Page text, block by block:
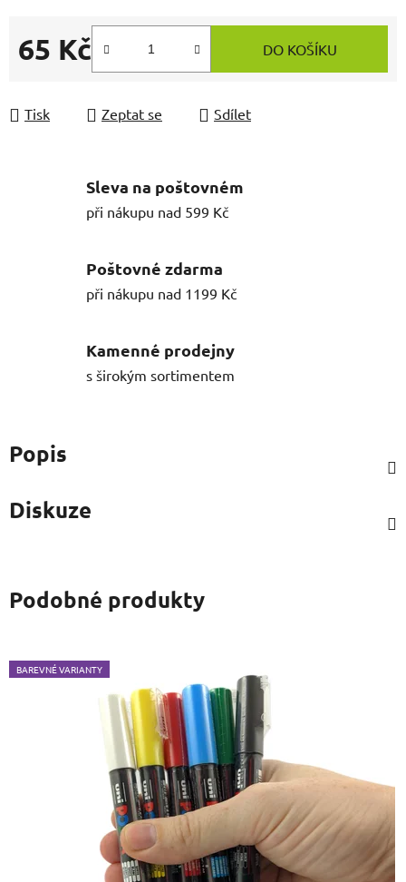
65 Kč
Měrná cena:
DO KOŠÍKU
Tisk Zeptat se Sdílet
Sleva na poštovném
při nákupu nad 599 Kč
Poštovné zdarma
při nákupu nad 1199 Kč
Kamenné prodejny
s širokým sortimentem
Popis
Diskuze
Podobné produkty
BAREVNÉ VARIANTY